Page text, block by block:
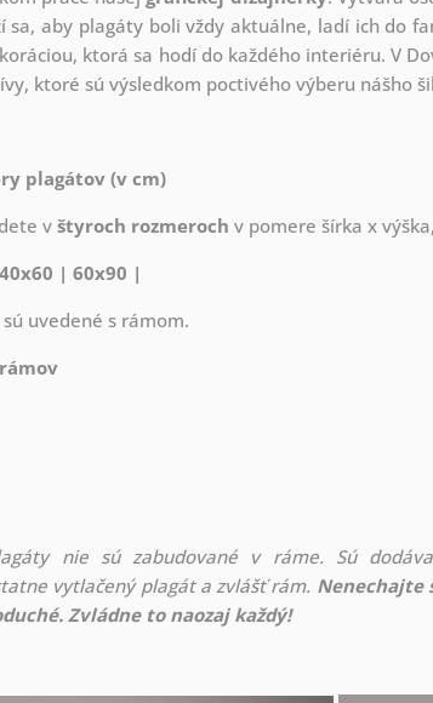
sa, aby plagáty boli vždy aktuálne, ladí ich do
ktorá sa hodí do každého interiéru. V
ktoré sú výsledkom poctivého výberu nášho
plagátov (v cm)
v štyroch rozmeroch v pomere šírka x
| 60x90 |
uvedené s rámom.
nie sú zabudované v ráme. Sú
vytlačený plagát a zvlášť rám. Nenechajte
Zvládne to naozaj každý!